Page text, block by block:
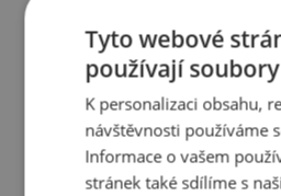
Tyto webové
používají
K personalizaci obsahu,
návštěvnosti používáme
Informace o vašem
stránek také sdílíme s